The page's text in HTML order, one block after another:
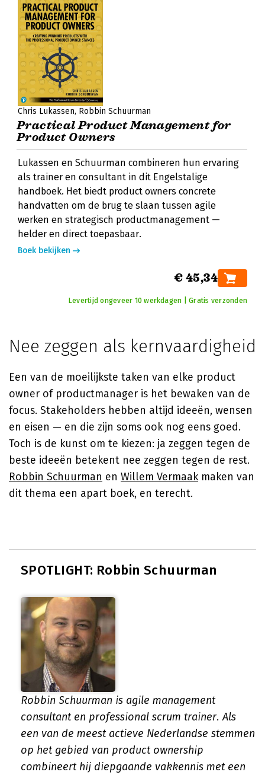
Chris Lukassen Robbin Schuurman
Practical Product Management for
Product Owners
Lukassen en Schuurman combineren hun ervaring
als trainer en consultant in dit Engelstalige
handboek. Het biedt product owners concrete
handvatten om de brug te slaan tussen agile
werken en strategisch productmanagement —
helder en direct toepasbaar.
Boek bekijken
€ 45,34
Levertijd ongeveer 10 werkdagen | Gratis verzonden
Nee zeggen als kernvaardigheid
Een van de moeilijkste taken van elke product
owner of productmanager is het bewaken van de
focus. Stakeholders hebben altijd ideeën, wensen
en eisen — en die zijn soms ook nog eens goed.
Toch is de kunst om te kiezen: ja zeggen tegen de
beste ideeën betekent nee zeggen tegen de rest.
Robbin Schuurman en Willem Vermaakmaken van
dit thema een apart boek, en terecht.
SPOTLIGHT: Robbin Schuurman
Robbin Schuurman is agile management
consultant en professional scrum trainer. Als
een van de meest actieve Nederlandse stemmen
op het gebied van product ownership
combineert hij diepgaande vakkennis met een